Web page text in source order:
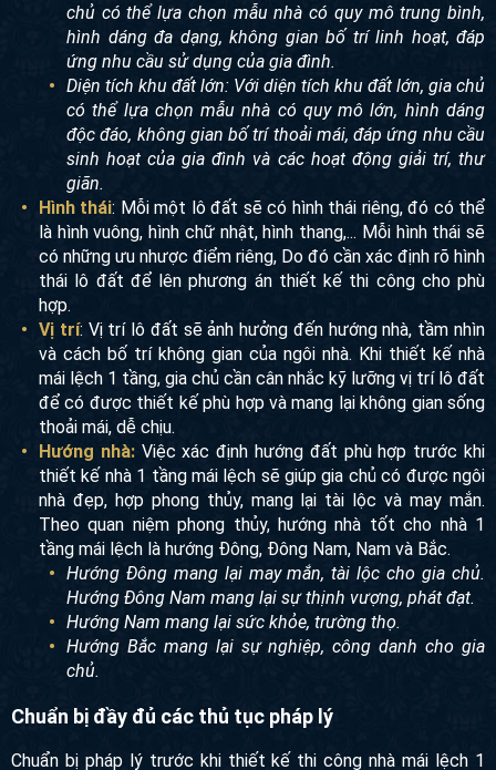
chủ có thể lựa chọn mẫu nhà có quy mô trung bình,
hình dáng đa dạng, không gian bố trí linh hoạt, đáp
ứng nhu cầu sử dụng của gia đình.
Diện tích khu đất lớn: Với diện tích khu đất lớn, gia chủ
có thể lựa chọn mẫu nhà có quy mô lớn, hình dáng
độc đáo, không gian bố trí thoải mái, đáp ứng nhu cầu
sinh hoạt của gia đình và các hoạt động giải trí, thư
giãn.
Hình thái: Mỗi một lô đất sẽ có hình thái riêng, đó có thể
là hình vuông, hình chữ nhật, hình thang,... Mỗi hình thái sẽ
có những ưu nhược điểm riêng, Do đó cần xác định rõ hình
thái lô đất để lên phương án thiết kế thi công cho phù
hợp.
Vị trí: Vị trí lô đất sẽ ảnh hưởng đến hướng nhà, tầm nhìn
và cách bố trí không gian của ngôi nhà. Khi thiết kế nhà
mái lệch 1 tầng, gia chủ cần cân nhắc kỹ lưỡng vị trí lô đất
để có được thiết kế phù hợp và mang lại không gian sống
thoải mái, dễ chịu.
Hướng nhà:Việc xác định hướng đất phù hợp trước khi
thiết kế nhà 1 tầng mái lệch sẽ giúp gia chủ có được ngôi
nhà đẹp, hợp phong thủy, mang lại tài lộc và may mắn.
Theo quan niệm phong thủy, hướng nhà tốt cho nhà 1
tầng mái lệch là hướng Đông, Đông Nam, Nam và Bắc.
Hướng Đông mang lại may mắn, tài lộc cho gia chủ.
Hướng Đông Nam mang lại sự thịnh vượng, phát đạt.
Hướng Nam mang lại sức khỏe, trường thọ.
Hướng Bắc mang lại sự nghiệp, công danh cho gia
chủ.
Chuẩn bị đầy đủ các thủ tục pháp lý
Chuẩn bị pháp lý trước khi thiết kế thi công nhà mái lệch 1